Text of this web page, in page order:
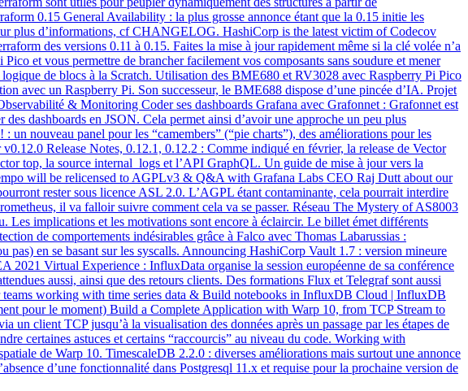
0.15 General Availability : la plus grosse annonce étant que la 0.15 initie les
plus d’informations, cf CHANGELOG. HashiCorp is the latest victim of Codecov
des versions 0.11 à 0.15. Faites la mise à jour rapidement même si la clé volée n’a
et vous permettre de brancher facilement vos composants sans soudure et mener
de blocs à la Scratch. Utilisation des BME680 et RV3028 avec Raspberry Pi Pico
avec un Raspberry Pi. Son successeur, le BME688 dispose d’une pincée d’IA. Projet
& Monitoring Coder ses dashboards Grafana avec Grafonnet : Grafonnet est
dashboards en JSON. Cela permet ainsi d’avoir une approche un peu plus
nouveau panel pour les “camembers” (“pie charts”), des améliorations pour les
Release Notes, 0.12.1, 0.12.2 : Comme indiqué en février, la release de Vector
top, la source internal_logs et l’API GraphQL. Un guide de mise à jour vers la
will be relicensed to AGPLv3 & Q&A with Grafana Labs CEO Raj Dutt about our
rester sous licence ASL 2.0. L’AGPL étant contaminante, cela pourrait interdire
il va falloir suivre comment cela va se passer. Réseau The Mystery of AS8003
Les implications et les motivations sont encore à éclaircir. Le billet émet différents
de comportements indésirables grâce à Falco avec Thomas Labarussias :
pas) en se basant sur les syscalls. Announcing HashiCorp Vault 1.7 : version mineure
Virtual Experience : InfluxData organise la session européenne de sa conférence
aussi, ainsi que des retours clients. Des formations Flux et Telegraf sont aussi
working with time series data & Build notebooks in InfluxDB Cloud | InfluxDB
pour le moment) Build a Complete Application with Warp 10, from TCP Stream to
client TCP jusqu’à la visualisation des données après un passage par les étapes de
certaines astuces et certains “raccourcis” au niveau du code. Working with
de Warp 10. TimescaleDB 2.2.0 : diverses améliorations mais surtout une annonce
d’une fonctionnalité dans Postgresql 11.x et requise pour la prochaine version de